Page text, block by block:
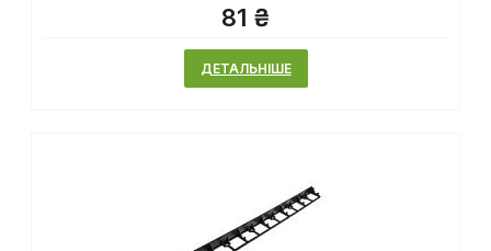
81 ₴
ДЕТАЛЬНІШЕ